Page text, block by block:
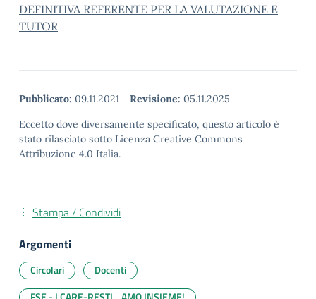
DEFINITIVA REFERENTE PER LA VALUTAZIONE E
TUTOR
Pubblicato: 09.11.2021 - Revisione: 05.11.2025
Eccetto dove diversamente specificato, questo articolo è
stato rilasciato sotto Licenza Creative Commons
Attribuzione 4.0 Italia.
Stampa / Condividi
Argomenti
Circolari
Docenti